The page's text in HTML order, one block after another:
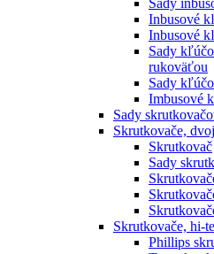
Inbusové
Inbusové
Sady
rukoväťou
Sady
Imbusové
Sady
Skrutkovače,
Skrutkovač
Sady
Skrutkovače, hi-
Phillips